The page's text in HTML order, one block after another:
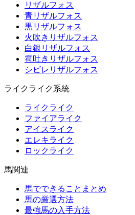
リザルフォス
青リザルフォス
黒リザルフォス
火吹きリザルフォス
白銀リザルフォス
雹吐きリザルフォス
シビレリザルフォス
ライクライク系統
ライクライク
ファイアライク
アイスライク
エレキライク
ロックライク
馬関連
馬でできることまとめ
馬の厳選方法
最強馬の入手方法